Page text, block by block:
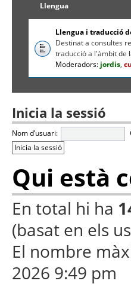
Llengua
Llengua i traducció
Destinat a consultes
traducció a l'àmbit de
Moderadors: jordis,
Inicia la sessió
Nom d’usuari:
Qui està
En total hi ha
(basat en els
El nombre
2026 9:49 pm